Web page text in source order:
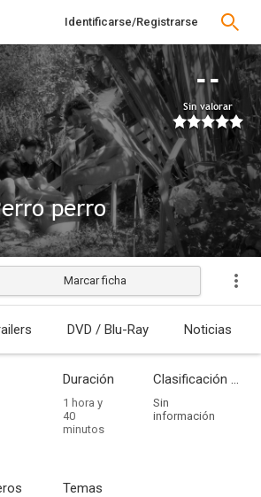
Identificarse/Registrarse
--
Sin valorar
perro
Estrenada
Marcar ficha
DVD / Blu-Ray Noticias
Duración
1 hora y
40
minutos
Clasificación por edades
Sin
información
Temas